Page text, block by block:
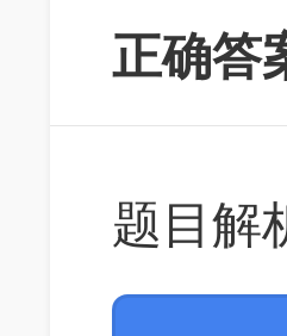
正确答
题目解